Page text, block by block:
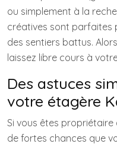
ou simplement à la
créatives sont parfaites
des sentiers battus.
laissez libre cours à
Des astuces
votre étagère
Si vous êtes propriétaire
de fortes chances que